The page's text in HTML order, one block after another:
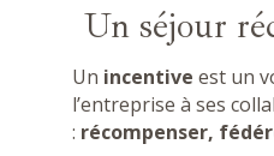
Un séjour
Un incentive est un
l’entreprise à ses
: récompenser,